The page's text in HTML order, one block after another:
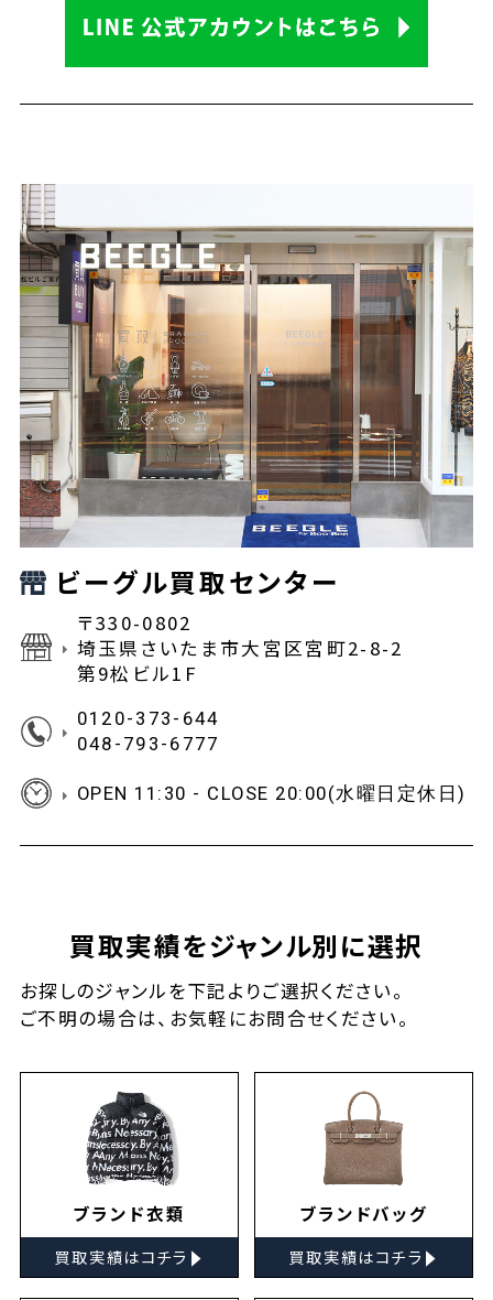
ビーグル買取センター
〒330-0802
埼玉県さいたま市大宮区宮町2-8-2
第9松ビル1F
0120-373-644
048-793-6777
OPEN 11:30 - CLOSE 20:00(水曜日定休日)
買取実績をジャンル別に選択
お探しのジャンルを下記よりご選択ください。
ご不明の場合は、お気軽にお問合せください。
ブランド衣類
買取実績はコチラ ▸
ブランドバッグ
買取実績はコチラ ▸